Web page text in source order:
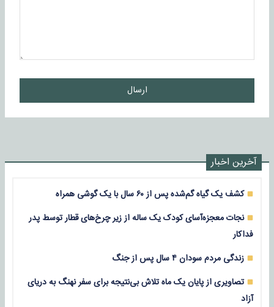
ارسال
آخرین اخبار
کشف یک گیاه گم‌شده پس از ۶۰ سال با یک گوشی همراه
نجات معجزه‌آسای کودک یک ساله از زیر چرخ‌های قطار توسط پدر
فداکار
زندگی مردم سودان ۴ سال پس از جنگ
تصاویری از پایان یک ماه تلاش بی‌نتیجه برای سفر نهنگ به دریای
آزاد